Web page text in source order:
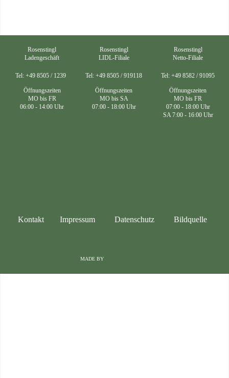
Kontakt Impressum Datenschutz Bildquelle
Rosenstingl
Ladengeschäft
Öffnungszeiten
MO bis FR
06:00 - 14:00 Uhr
Rosenstingl
LIDL-Filiale
Öffnungszeiten
MO bis SA
07:00 - 18:00 Uhr
Rosenstingl
Netto-Filiale
Öffnungszeiten
MO bis FR
07:00 - 18:00 Uhr
SA 7:00 - 16:00 Uhr
Tel: +49 8505 / 919118 Tel: +49 8582 / 91095
Tel: +49 8505 / 1239
MADE BY